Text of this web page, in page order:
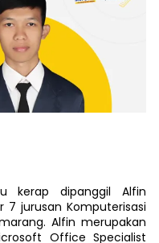
kerap dipanggil Alfin
7 jurusan Komputerisasi
Alfin merupakan
Office Specialist